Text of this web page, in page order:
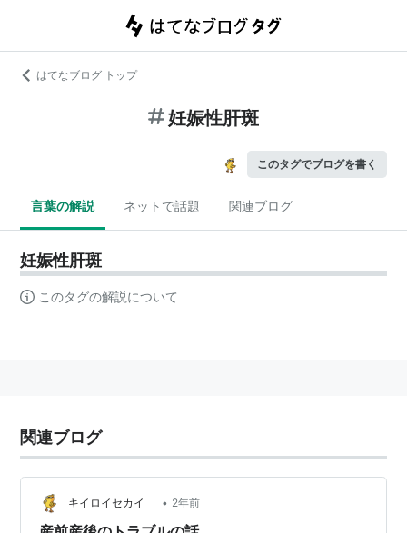
はてなブログ トップ
妊娠性肝斑
このタグでブログを書く
言葉の解説 ネットで話題 関連ブログ
妊娠性肝斑
このタグの解説について
関連ブログ
キイロイセカイ • 2年前